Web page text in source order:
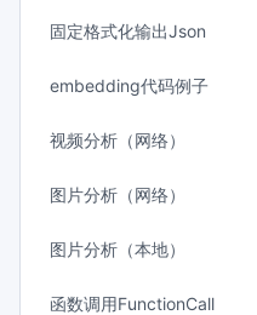
固定格式化输出Json
embedding代码例子
视频分析（网络）
图片分析（网络）
图片分析（本地）
函数调用FunctionCall